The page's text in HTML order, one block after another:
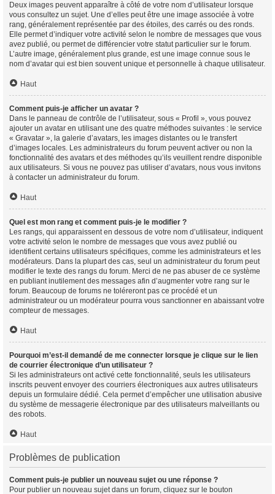
Deux images peuvent apparaître à côté de votre nom d’utilisateur lorsque
vous consultez un sujet. Une d’elles peut être une image associée à votre
rang, généralement représentée par des étoiles, des carrés ou des ronds.
Elle permet d’indiquer votre activité selon le nombre de messages que vous
avez publié, ou permet de différencier votre statut particulier sur le forum.
L’autre image, généralement plus grande, est une image connue sous le
nom d’avatar qui est bien souvent unique et personnelle à chaque utilisateur.
Haut
Comment puis-je afficher un avatar ?
Dans le panneau de contrôle de l’utilisateur, sous « Profil », vous pouvez
ajouter un avatar en utilisant une des quatre méthodes suivantes : le service
« Gravatar », la galerie d’avatars, les images distantes ou le transfert
d’images locales. Les administrateurs du forum peuvent activer ou non la
fonctionnalité des avatars et des méthodes qu’ils veuillent rendre disponible
aux utilisateurs. Si vous ne pouvez pas utiliser d’avatars, nous vous invitons
à contacter un administrateur du forum.
Haut
Quel est mon rang et comment puis-je le modifier ?
Les rangs, qui apparaissent en dessous de votre nom d’utilisateur, indiquent
votre activité selon le nombre de messages que vous avez publié ou
identifient certains utilisateurs spécifiques, comme les administrateurs et les
modérateurs. Dans la plupart des cas, seul un administrateur du forum peut
modifier le texte des rangs du forum. Merci de ne pas abuser de ce système
en publiant inutilement des messages afin d’augmenter votre rang sur le
forum. Beaucoup de forums ne toléreront pas ce procédé et un
administrateur ou un modérateur pourra vous sanctionner en abaissant votre
compteur de messages.
Haut
Pourquoi m’est-il demandé de me connecter lorsque je clique sur le lien
de courrier électronique d’un utilisateur ?
Si les administrateurs ont activé cette fonctionnalité, seuls les utilisateurs
inscrits peuvent envoyer des courriers électroniques aux autres utilisateurs
depuis un formulaire dédié. Cela permet d’empêcher une utilisation abusive
du système de messagerie électronique par des utilisateurs malveillants ou
des robots.
Haut
Problèmes de publication
Comment puis-je publier un nouveau sujet ou une réponse ?
Pour publier un nouveau sujet dans un forum, cliquez sur le bouton